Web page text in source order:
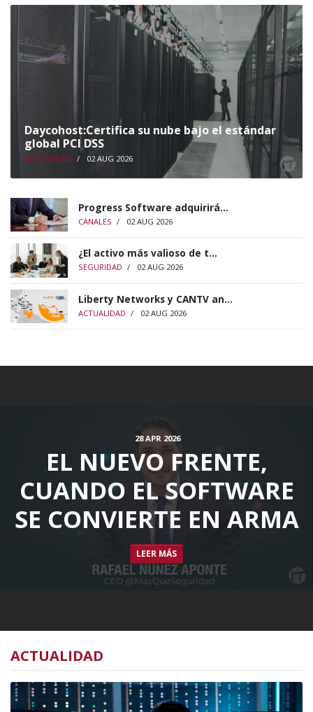
Daycohost:Certifica su nube bajo el estándar
global PCI DSS
ACTUALIDAD / 02 AUG 2026
Progress Software adquirirá...
CANALES / 02 AUG 2026
¿El activo más valioso de t...
SEGURIDAD / 02 AUG 2026
Liberty Networks y CANTV an...
ACTUALIDAD / 02 AUG 2026
28 APR 2026
EL NUEVO FRENTE,
CUANDO EL SOFTWARE
SE CONVIERTE EN ARMA
LEER MÁS
ACTUALIDAD